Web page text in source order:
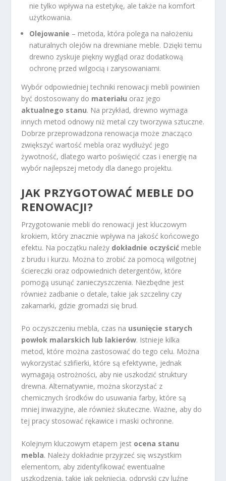
nie tylko wpływa na estetykę, ale także na komfort
użytkowania.
Olejowanie – metoda, która polega na nałożeniu
naturalnych olejów na drewniane meble. Dzięki temu
drewno zyskuje piękny wygląd oraz dodatkową
ochronę przed wilgocią i zarysowaniami.
Wybór odpowiedniej techniki renowacji mebli powinien
być dostosowany do materiału oraz jego
aktualnego stanu. Na przykład, drewno wymaga
innych metod odnowy niż metal czy tworzywa sztuczne.
Dobrze przeprowadzona renowacja może znacząco
zwiększyć wartość mebla oraz wydłużyć jego
żywotność, dlatego warto poświęcić czas i energię na
wybór najlepszej metody dla danego projektu.
JAK PRZYGOTOWAĆ MEBLE DO
RENOWACJI?
Przygotowanie mebli do renowacji jest kluczowym
krokiem, który znacznie wpływa na jakość końcowego
efektu. Na początku należy dokładnie oczyścić meble
z brudu i kurzu. Można to zrobić za pomocą wilgotnej
ściereczki oraz odpowiednich detergentów, które
pomogą usunąć zanieczyszczenia. Niezbędne jest
również zadbanie o detale, takie jak szczeliny czy
zakamarki, gdzie gromadzi się brud.
Po oczyszczeniu mebla, czas na usunięcie starych
powłok malarskich lub lakierów. Istnieje kilka
metod, które można zastosować do tego celu. Można
wykorzystać szlifierki, które są efektywne, jednak
wymagają ostrożności, aby nie uszkodzić struktury
drewna. Alternatywnie, można skorzystać z
chemicznych środków do usuwania farby, które są
mniej inwazyjne, ale również skuteczne. Ważne, aby do
tej pracy stosować rękawice i maski ochronne.
Kolejnym kluczowym etapem jest ocena stanu
mebla. Należy dokładnie przyjrzeć się wszystkim
elementom, aby zidentyfikować ewentualne
uszkodzenia, takie jak pęknięcia, odpryski czy luźne